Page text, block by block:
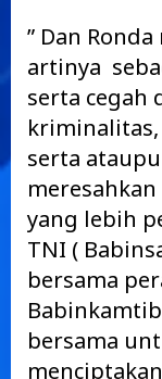
” Dan
artinya
serta cegah
serta
yang lebih
TNI (
bersama
bersama